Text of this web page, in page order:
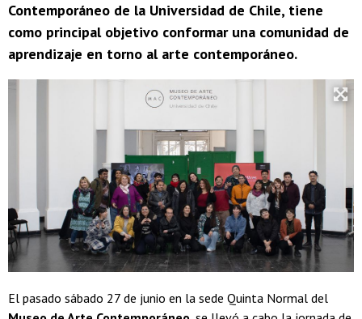
Contemporáneo de la Universidad de Chile, tiene
como principal objetivo conformar una comunidad de
aprendizaje en torno al arte contemporáneo.
El pasado sábado 27 de junio en la sede Quinta Normal del